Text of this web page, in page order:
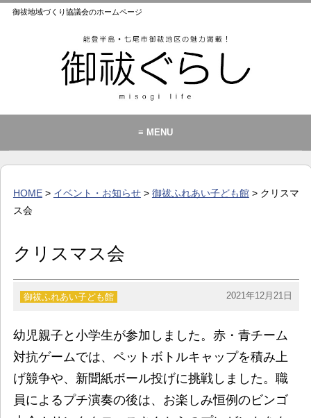
御祓地域づくり協議会のホームページ
≡ MENU
HOME> イベント・お知らせ> 御祓ふれあい子ども館> クリスマ
ス会
クリスマス会
御祓ふれあい子ども館 2021年12月21日
幼児親子と小学生が参加しました。赤・青チーム
対抗ゲームでは、ペットボトルキャップを積み上
げ競争や、新聞紙ボール投げに挑戦しました。職
員によるプチ演奏の後は、お楽しみ恒例のビンゴ